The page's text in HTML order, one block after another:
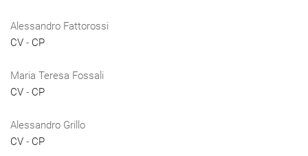
Alessandro Fattorossi
CV - CP
Maria Teresa Fossali
CV - CP
Alessandro Grillo
CV - CP